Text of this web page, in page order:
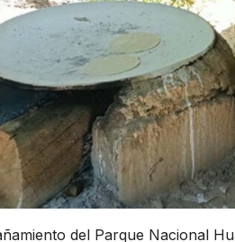
del Parque Nacional